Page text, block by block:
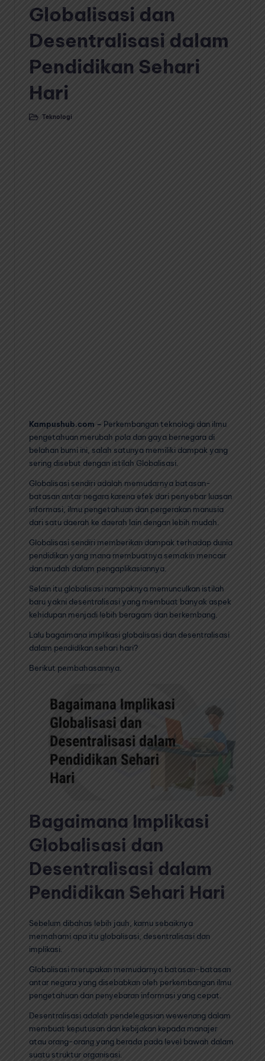
Globalisasi dan
Desentralisasi dalam
Pendidikan Sehari
Hari
PostedTeknologi
Kampushub.com – Perkembangan teknologi dan ilmu
pengetahuan merubah pola dan gaya bernegara di
belahan bumi ini, salah satunya memiliki dampak yang
sering disebut dengan istilah Globalisasi.
Globalisasi sendiri adalah memudarnya batasan-
batasan antar negara karena efek dari penyebar luasan
informasi, ilmu pengetahuan dan pergerakan manusia
dari satu daerah ke daerah lain dengan lebih mudah.
Globalisasi sendiri memberikan dampak terhadap dunia
pendidikan yang mana membuatnya semakin mencair
dan mudah dalam pengaplikasiannya.
Selain itu globalisasi nampaknya memunculkan istilah
baru yakni desentralisasi yang membuat banyak aspek
kehidupan menjadi lebih beragam dan berkembang.
Lalu bagaimana implikasi globalisasi dan desentralisasi
dalam pendidikan sehari hari?
Berikut pembahasannya.
Bagaimana Implikasi
Globalisasi dan
Desentralisasi dalam
Pendidikan Sehari Hari
Sebelum dibahas lebih jauh, kamu sebaiknya
memahami apa itu globalisasi, desentralisasi dan
implikasi.
Globalisasi merupakan memudarnya batasan-batasan
antar negara yang disebabkan oleh perkembangan ilmu
pengetahuan dan penyebaran informasi yang cepat.
Desentralisasi adalah pendelegasian wewenang dalam
membuat keputusan dan kebijakan kepada manajer
atau orang-orang yang berada pada level bawah dalam
suatu struktur organisasi.